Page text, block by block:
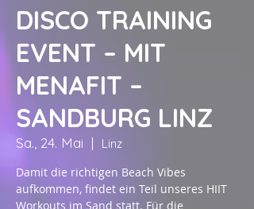
DISCO TRAINING
EVENT – MIT
MENAFIT –
SANDBURG LINZ
Sa., 24. Mai
  |
Linz
Damit die richtigen Beach Vibes
aufkommen, findet ein Teil unseres HIIT
Workouts im Sand statt. Für die